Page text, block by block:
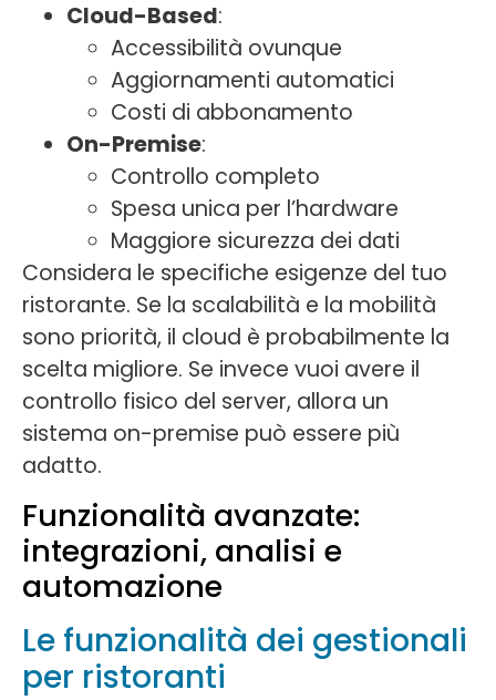
Cloud-Based:
Accessibilità ovunque
Aggiornamenti automatici
Costi di abbonamento
On-Premise:
Controllo completo
Spesa unica per l’hardware
Maggiore sicurezza dei dati
Considera le specifiche esigenze del tuo
ristorante. Se la scalabilità e la mobilità
sono priorità, il cloud è probabilmente la
scelta migliore. Se invece vuoi avere il
controllo fisico del server, allora un
sistema on-premise può essere più
adatto.
Funzionalità avanzate:
integrazioni, analisi e
automazione
Le funzionalità dei gestionali
per ristoranti